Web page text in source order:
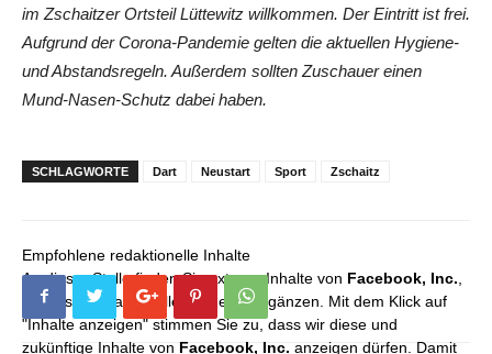
im Zschaitzer Ortsteil Lüttewitz willkommen. Der Eintritt ist frei.
Aufgrund der Corona-Pandemie gelten die aktuellen Hygiene-
und Abstandsregeln. Außerdem sollten Zuschauer einen
Mund-Nasen-Schutz dabei haben.
SCHLAGWORTE Dart Neustart Sport Zschaitz
Empfohlene redaktionelle Inhalte
An dieser Stelle finden Sie externe Inhalte von Facebook, Inc.
die unser redaktionelles Angebot ergänzen. Mit dem Klick auf
"Inhalte anzeigen" stimmen Sie zu, dass wir diese und
zukünftige Inhalte von Facebook, Inc. anzeigen dürfen. Damit